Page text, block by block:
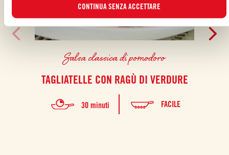
CONTINUA SENZA ACCETTARE
Salsa classica di pomodoro
TAGLIATELLE CON RAGÙ DI VERDURE
30 minuti FACILE